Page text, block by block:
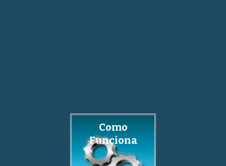
Como
Funciona